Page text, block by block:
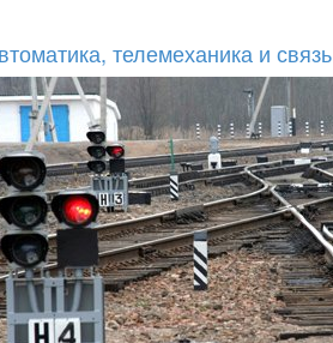
телемеханика и связь